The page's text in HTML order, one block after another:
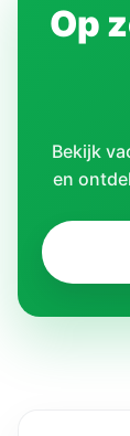
Op
Bekijk
en